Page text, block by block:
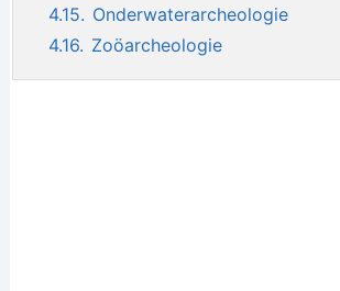
4.15. Onderwaterarcheologie
4.16. Zoöarcheologie